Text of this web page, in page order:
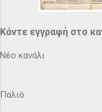
Κάντε εγγραφή στο
Νέο κανάλι
Παλιό